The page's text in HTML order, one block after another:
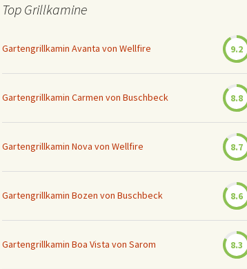
Top Grillkamine
Gartengrillkamin Avanta von Wellfire 9.2
Gartengrillkamin Carmen von Buschbeck 8.8
Gartengrillkamin Nova von Wellfire 8.7
Gartengrillkamin Bozen von Buschbeck 8.6
Gartengrillkamin Boa Vista von Sarom 8.3